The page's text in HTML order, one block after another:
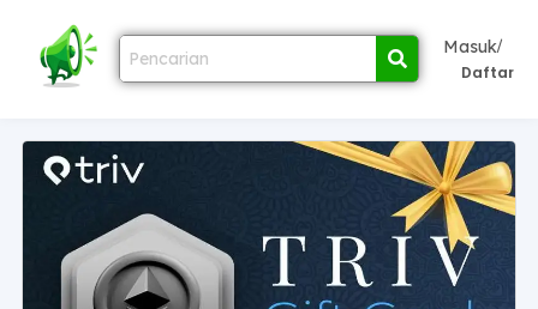
Masuk/
Daftar